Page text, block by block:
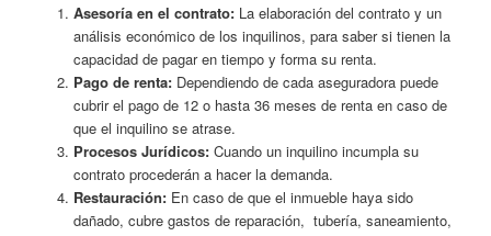
Asesoría en el contrato:La elaboración del contrato y un
análisis económico de los inquilinos, para saber si tienen la
capacidad de pagar en tiempo y forma su renta.
Pago de renta:Dependiendo de cada aseguradora puede
cubrir el pago de 12 o hasta 36 meses de renta en caso de
que el inquilino se atrase.
Procesos Jurídicos:Cuando un inquilino incumpla su
contrato procederán a hacer la demanda.
Restauración:En caso de que el inmueble haya sido
dañado, cubre gastos de reparación, tubería, saneamiento,